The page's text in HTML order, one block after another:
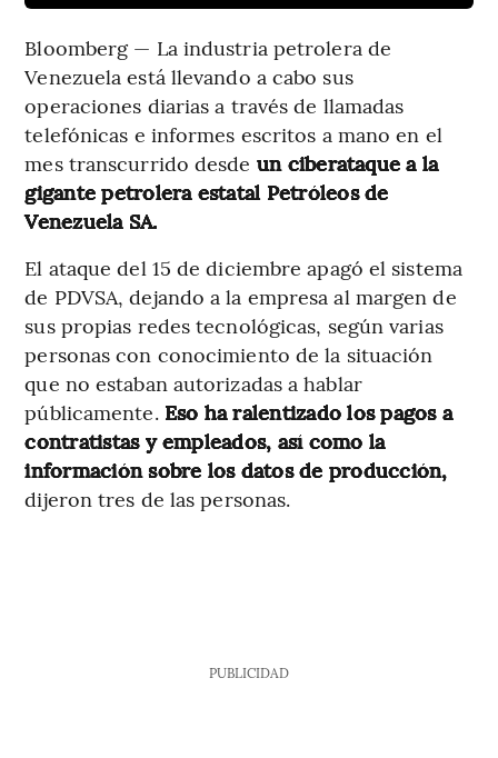
Bloomberg — La industria petrolera de
Venezuela está llevando a cabo sus
operaciones diarias a través de llamadas
telefónicas e informes escritos a mano en el
mes transcurrido desde un ciberataque a la
gigante petrolera estatal Petróleos de
Venezuela SA.
El ataque del 15 de diciembre apagó el sistema
de PDVSA, dejando a la empresa al margen de
sus propias redes tecnológicas, según varias
personas con conocimiento de la situación
que no estaban autorizadas a hablar
públicamente. Eso ha ralentizado los pagos a
contratistas y empleados, así como la
información sobre los datos de producción,
dijeron tres de las personas.
PUBLICIDAD